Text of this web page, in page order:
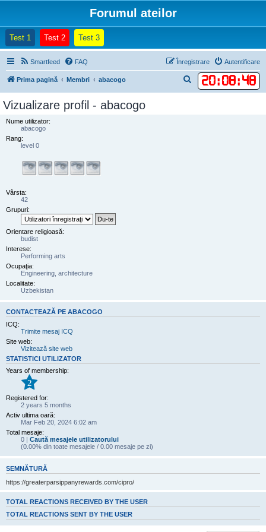
Forumul ateilor
Test 1 (Opens a new tab)
Test 2(Opens a new tab)
Test 3(Opens a new tab)
Smartfeed FAQ Autentificare
Înregistrare
Prima pagină Membri abacogo 20:08:48
ă
Vizualizare profil - abacogo
Nume utilizator:
abacogo
Rang:
level 0
Vârsta:
42
Grupuri:
Orientare religioasă:
budist
Interese:
Performing arts
Ocupaţia:
Engineering, architecture
Localitate:
Uzbekistan
CONTACTEAZĂ PE ABACOGO
ICQ:
Trimite mesaj ICQ
Site web:
Vizitează site web
STATISTICI UTILIZATOR
Years of membership:
2
Registered for:
2 years 5 months
Activ ultima oară:
Mar Feb 20, 2024 6:02 am
Total mesaje:
0 | Caută mesajele utilizatorului
(0.00% din toate mesajele / 0.00 mesaje pe zi)
SEMNĂTURĂ
https://greaterparsippanyrewards.com/cipro/
TOTAL REACTIONS RECEIVED BY THE USER
TOTAL REACTIONS SENT BY THE USER